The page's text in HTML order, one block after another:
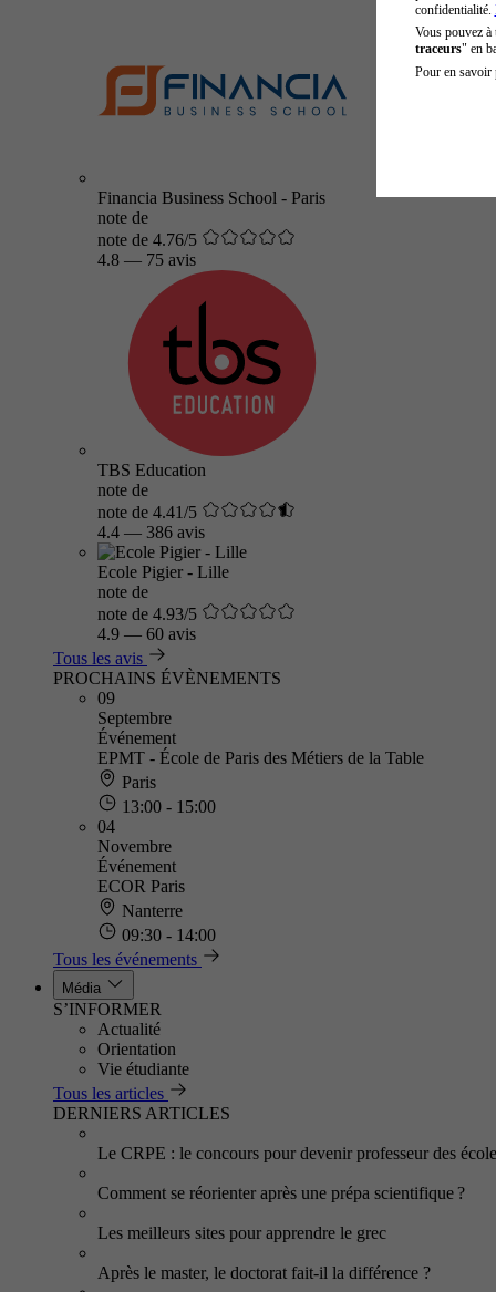
Financia Business School - Paris
note de
note de 4.76/5
4.8 — 75 avis
TBS Education
note de
note de 4.41/5
4.4 — 386 avis
Ecole Pigier - Lille
note de
note de 4.93/5
4.9 — 60 avis
Tous les avis
PROCHAINS ÉVÈNEMENTS
09
Septembre
Événement
EPMT - École de Paris des Métiers de la Table
Paris
13:00 - 15:00
04
Novembre
Événement
ECOR Paris
Nanterre
09:30 - 14:00
Tous les événements
Média
S’INFORMER
Actualité
Orientation
Vie étudiante
Tous les articles
DERNIERS ARTICLES
Le CRPE : le concours pour devenir professeur des
Comment se réorienter après une prépa scientifique ?
Les meilleurs sites pour apprendre le grec
Après le master, le doctorat fait-il la différence ?
confidentialité.
Vous pouvez
traceurs" en
Pour en